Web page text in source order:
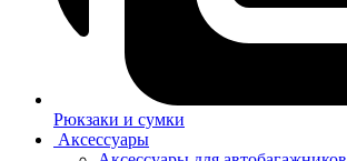
Рюкзаки и сумки
Аксессуары